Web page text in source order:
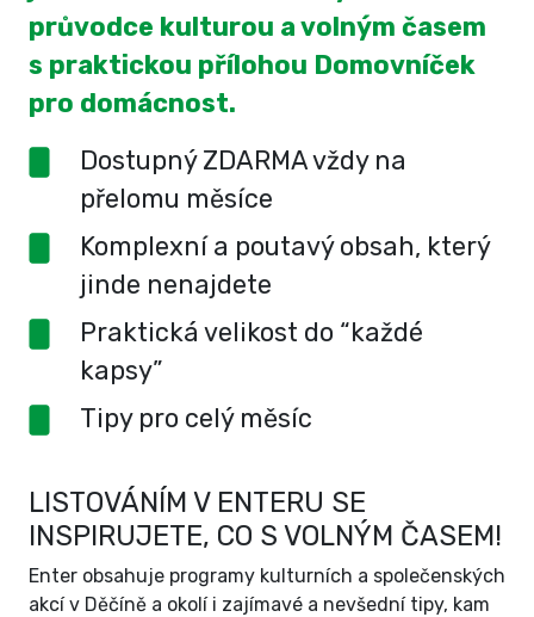
průvodce kulturou a volným časem
s praktickou přílohou Domovníček
pro domácnost.
Dostupný ZDARMA vždy na
přelomu měsíce
Komplexní a poutavý obsah, který
jinde nenajdete
Praktická velikost do “každé
kapsy”
Tipy pro celý měsíc
LISTOVÁNÍM V ENTERU SE
INSPIRUJETE, CO S VOLNÝM ČASEM!
Enter obsahuje programy kulturních a společenských
akcí v Děčíně a okolí i zajímavé a nevšední tipy, kam